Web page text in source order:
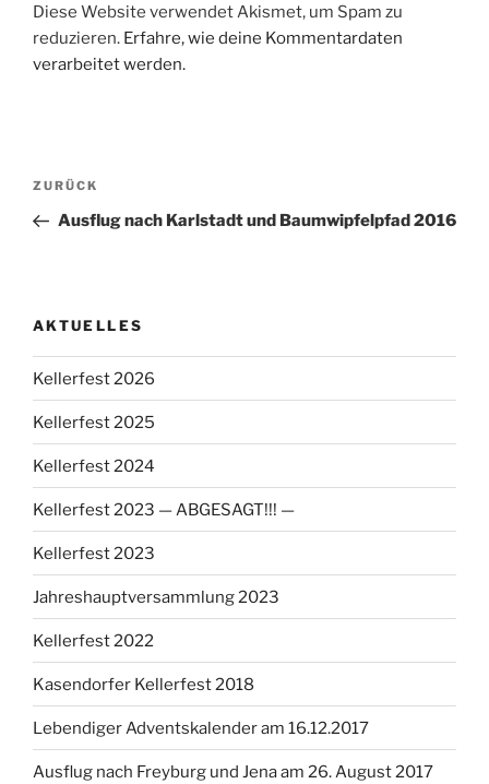
Diese Website verwendet Akismet, um Spam zu
reduzieren. Erfahre, wie deine Kommentardaten
verarbeitet werden.
Beitragsnavigation
Vorheriger
Beitrag
ZURÜCK
Ausflug nach Karlstadt und Baumwipfelpfad 2016
AKTUELLES
Kellerfest 2026
Kellerfest 2025
Kellerfest 2024
Kellerfest 2023 — ABGESAGT!!! —
Kellerfest 2023
Jahreshauptversammlung 2023
Kellerfest 2022
Kasendorfer Kellerfest 2018
Lebendiger Adventskalender am 16.12.2017
Ausflug nach Freyburg und Jena am 26. August 2017